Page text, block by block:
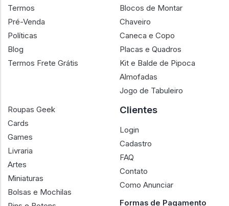
Termos
Pré-Venda
Políticas
Blog
Termos Frete Grátis
Blocos de Montar
Chaveiro
Caneca e Copo
Placas e Quadros
Kit e Balde de Pipoca
Almofadas
Jogo de Tabuleiro
Roupas Geek
Cards
Games
Livraria
Artes
Miniaturas
Bolsas e Mochilas
Clientes
Login
Cadastro
FAQ
Contato
Como Anunciar
Formas de Pagamento